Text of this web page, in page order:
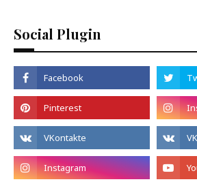
Social Plugin